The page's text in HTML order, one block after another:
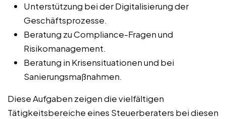
Unterstützung bei der Digitalisierung der
Geschäftsprozesse.
Beratung zu Compliance-Fragen und
Risikomanagement.
Beratung in Krisensituationen und bei
Sanierungsmaßnahmen.
Diese Aufgaben zeigen die vielfältigen
Tätigkeitsbereiche eines Steuerberaters bei diesen